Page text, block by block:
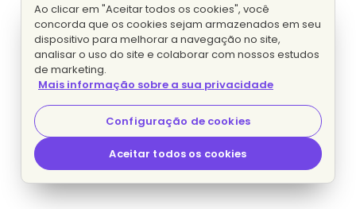
Ao clicar em "Aceitar todos os cookies", você
concorda que os cookies sejam armazenados em seu
dispositivo para melhorar a navegação no site,
analisar o uso do site e colaborar com nossos estudos
de marketing.
Mais informação sobre a sua privacidade
Configuração de cookies
Aceitar todos os cookies